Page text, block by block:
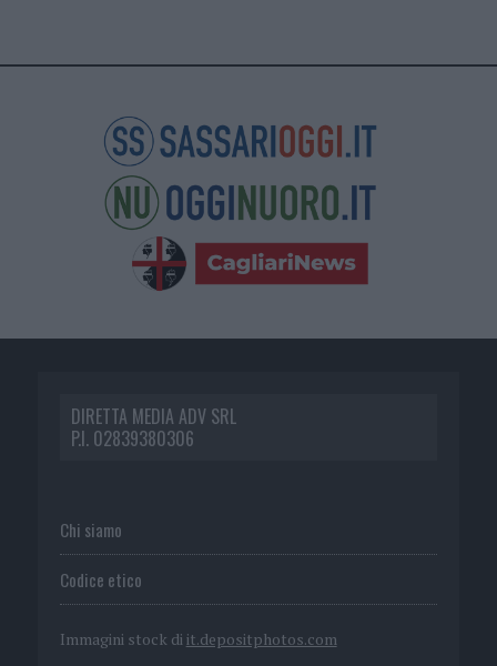
DIRETTA MEDIA ADV SRL
P.I. 02839380306
Chi siamo
Codice etico
Immagini stock di it.depositphotos.com